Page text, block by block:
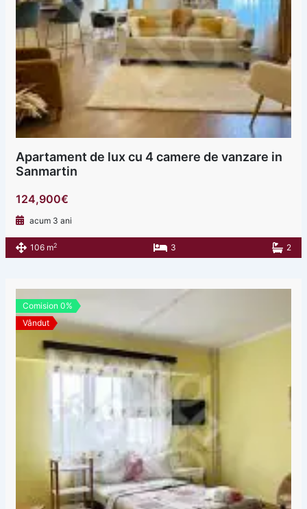
Apartament de lux cu 4 camere de vanzare in
Sanmartin
124,900€
acum 3 ani
106 m2 3 2
Comision 0%
Vândut